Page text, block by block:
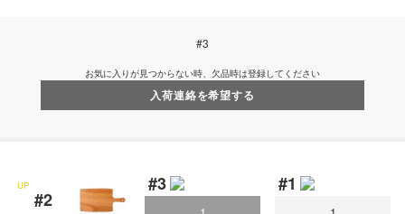
#3
お気に入りが見つからない時、欠品時は登録してください
入荷連絡を希望する
UP
#2
#3 #1